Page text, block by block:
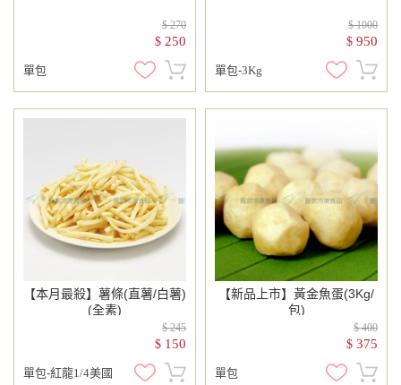
$ 270
$ 250
單包
$ 1000
$ 950
單包-3Kg
【本月最殺】薯條(直薯/白薯)
(全素)
$ 245
$ 150
單包-紅龍1/4美國
【新品上市】黃金魚蛋(3Kg/
包)
$ 400
$ 375
單包